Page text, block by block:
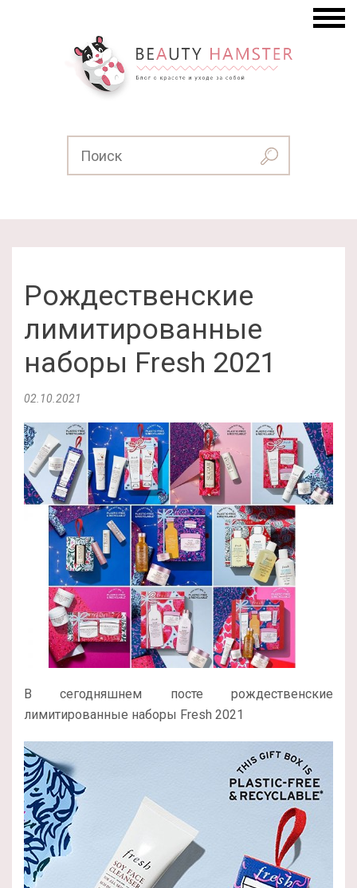
Рождественские
лимитированные
наборы Fresh 2021
02.10.2021
В сегодняшнем посте рождественские
лимитированные наборы Fresh 2021